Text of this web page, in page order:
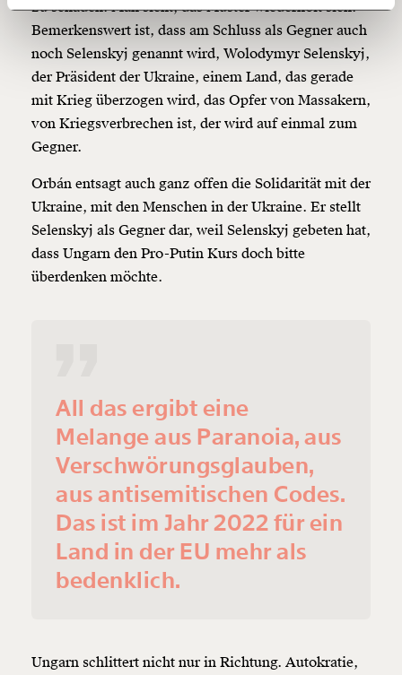
150€ €
Ich möchte meine Spende verschenken.
Du erhältst eine E-Mail mit deiner
Geschenkurkunde im PDF-Format, welche Du
Weiter
1/3
zu schaden. Man sieht, das Muster wiederholt sich.
Bemerkenswert ist, dass am Schluss als Gegner auch
noch Selenskyj genannt wird, Wolodymyr Selenskyj,
der Präsident der Ukraine, einem Land, das gerade
mit Krieg überzogen wird, das Opfer von Massakern,
von Kriegsverbrechen ist, der wird auf einmal zum
Gegner.
Orbán entsagt auch ganz offen die Solidarität mit der
Ukraine, mit den Menschen in der Ukraine. Er stellt
Selenskyj als Gegner dar, weil Selenskyj gebeten hat,
dass Ungarn den Pro-Putin Kurs doch bitte
überdenken möchte.
All das ergibt eine
Melange aus Paranoia, aus
Verschwörungsglauben,
aus antisemitischen Codes.
Das ist im Jahr 2022 für ein
Land in der EU mehr als
bedenklich.
Ungarn schlittert nicht nur in Richtung. Autokratie,